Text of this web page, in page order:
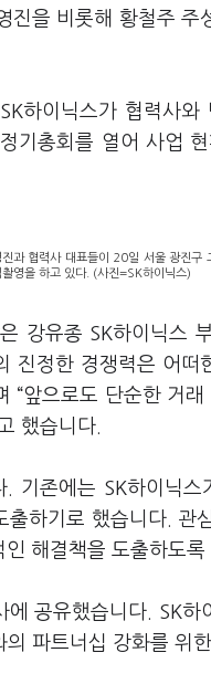
진을 비롯해 황철주
하이닉스가 협력사
기총회를 열어 사업
과 협력사 대표들이 20일 서울 광진구
촬영을 하고 있다. (사진=SK하이닉스)
강유종 SK하이닉스
진정한 경쟁력은 어
“앞으로도 단순한 거
했습니다.
기존에는 SK하이닉
하기로 했습니다. 관
해결책을 도출하도록
에 공유했습니다. SK
파트너십 강화를 위